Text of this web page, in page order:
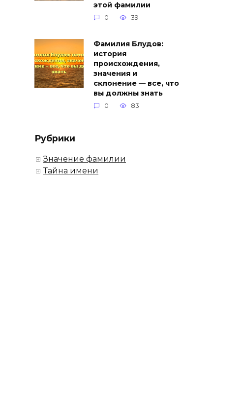
этой фамилии
0 39
Фамилия Блудов:
история
происхождения,
значения и
склонение — все, что
вы должны знать
0 83
Рубрики
Значение фамилии
Тайна имени